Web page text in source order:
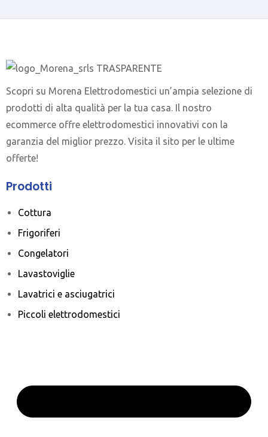
Scopri su Morena Elettrodomestici un’ampia selezione di
prodotti di alta qualità per la tua casa. Il nostro
ecommerce offre elettrodomestici innovativi con la
garanzia del miglior prezzo. Visita il sito per le ultime
offerte!
Prodotti
Cottura
Frigoriferi
Congelatori
Lavastoviglie
Lavatrici e asciugatrici
Piccoli elettrodomestici